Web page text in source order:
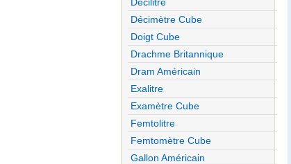
Décimètre Cube
Doigt Cube
Drachme Britannique
Dram Américain
Exalitre
Examètre Cube
Femtolitre
Femtomètre Cube
Gallon Américain